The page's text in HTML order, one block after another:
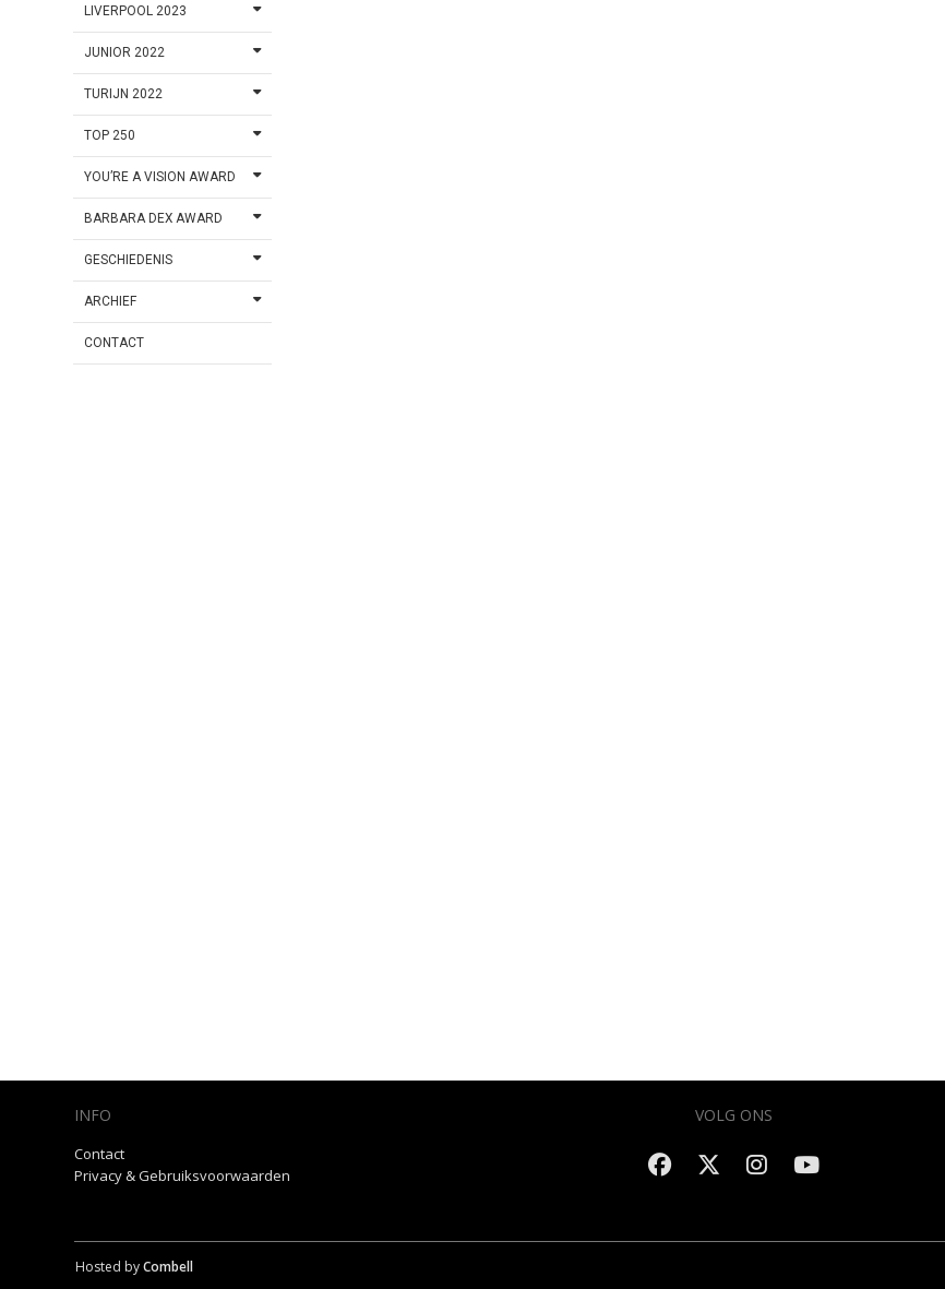
LIVERPOOL 2023
JUNIOR 2022
TURIJN 2022
TOP 250
YOU’RE A VISION AWARD
BARBARA DEX AWARD
GESCHIEDENIS
ARCHIEF
CONTACT
INFO
Contact
Privacy & Gebruiksvoorwaarden
VOLG ONS
Hosted byCombell